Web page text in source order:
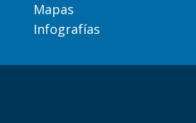
Mapas
Infografías